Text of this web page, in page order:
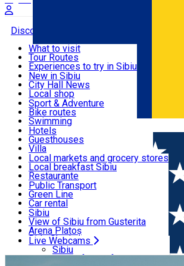
Română
Discover
Useful info
Activities & Adventure
Accommodation
Food, Drinks & Nightlife
Transport & Parking
Live Webcams
What to visit
Tour Routes
Experiences to try in Sibiu
Podcast
Culture
Museums
Churches
Parks, Zoo
County of Sibiu
New in Sibiu
City Hall News
Local shop
Sibiu artisans
Sibiul Verde
Public services
Education
How do I get to Sibiu
Tourist Info
Tour Guides
Guided tours
Publicații locale
Beauty salons
Sport & Adventure
Bike routes
Swimming
Riding
Indoor activities
Loc de joacă indoor
Loc de joacă outdoor
Ski
Ice skating
Yoga
Hotels
Guesthouses
Villa
Hostels
Motel
Camping
Renting rooms
Rooms for rent
Accommodation outside Sibiu
Local markets and grocery stores
Local breakfast Sibiu
Restaurante
Pizza
Fast Food
Coffee
Sweets
Pub, Bar
Night clubs
Bakeries
Public Transport
Green Line
Car rental
Rent a bike
Scooter rentals
Taxi
Ride Sharing
Parking tickets
Parking places
Sibiu
View of Sibiu from Gusterita
Arena Platoș
Live Webcams
Sibiu
View of Sibiu from Gusterita
Home Outside Sibiu Observarea